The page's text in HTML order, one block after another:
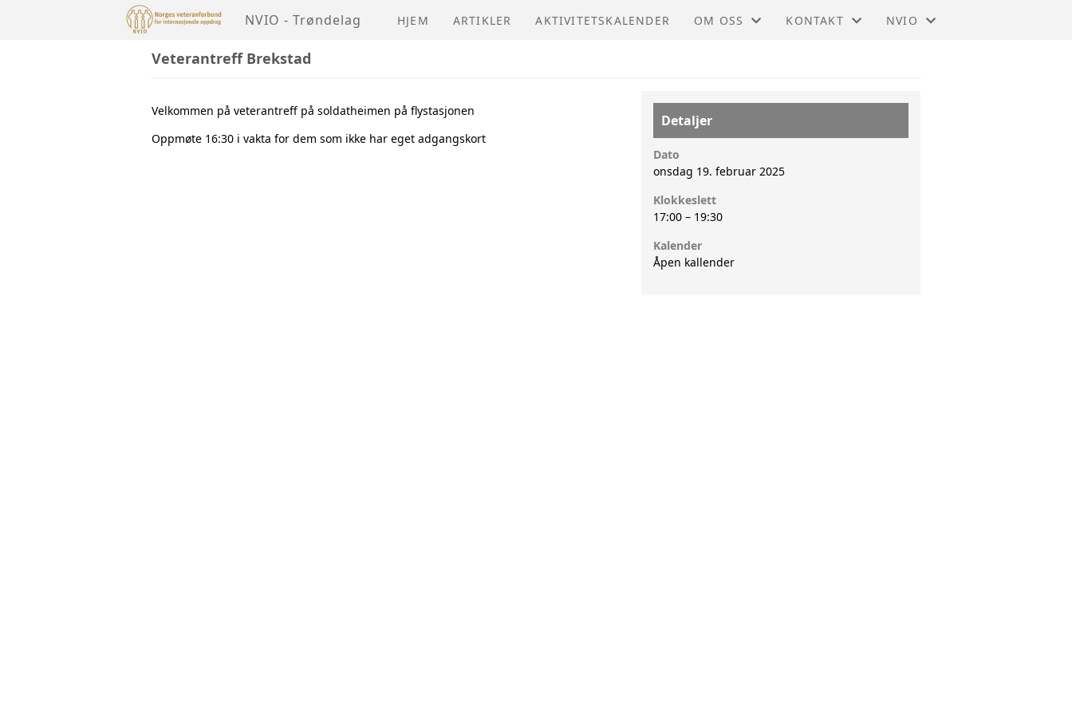
NVIO - Trøndelag HJEM ARTIKLER AKTIVITETSKALENDER OM OSS
VEDTEKTER
ÅRSMELDINGER
KONTAKT
STYRET
NVIO
TIL HOVEDSIDEN
Veterantreff Brekstad
Velkommen på veterantreff på soldatheimen på flystasjonen
Oppmøte 16:30 i vakta for dem som ikke har eget adgangskort
Detaljer
Dato
onsdag 19. februar 2025
Klokkeslett
17:00 – 19:30
Kalender
Åpen kallender